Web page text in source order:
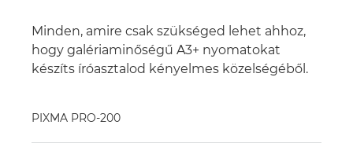
Minden, amire csak szükséged lehet ahhoz,
hogy galériaminőségű A3+ nyomatokat
készíts íróasztalod kényelmes közelségéből.
PIXMA PRO-200